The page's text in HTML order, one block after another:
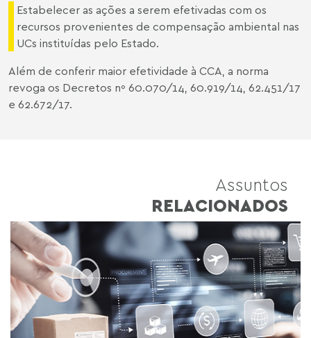
Estabelecer as ações a serem efetivadas com os
recursos provenientes de compensação ambiental nas
UCs instituídas pelo Estado.
Além de conferir maior efetividade à CCA, a norma
revoga os Decretos nº 60.070/14, 60.919/14, 62.451/17
e 62.672/17.
Assuntos
RELACIONADOS